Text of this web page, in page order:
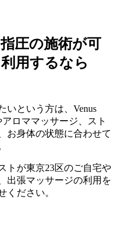
圧の施術が可
用するなら
いという方は、Venus
ロママッサージ、スト
お身体の状態に合わせて
トが東京23区のご自宅や
出張マッサージの利用を
ください。